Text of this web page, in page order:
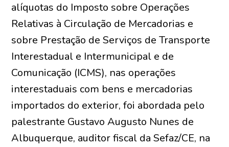
alíquotas do Imposto sobre Operações
Relativas à Circulação de Mercadorias e
sobre Prestação de Serviços de Transporte
Interestadual e Intermunicipal e de
Comunicação (ICMS), nas operações
interestaduais com bens e mercadorias
importados do exterior, foi abordada pelo
palestrante Gustavo Augusto Nunes de
Albuquerque, auditor fiscal da Sefaz/CE, na